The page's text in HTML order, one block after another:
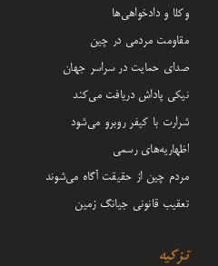
وکلا و دادخواهی‌ها
مقاومت مردمی در چین
صدای حمایت در سراسر جهان
نیکی پاداش دریافت می‌کند
شرارت با کیفر روبرو می‌شود
اظهاریه‌های رسمی
مردم چین از حقیقت آگاه می‌شوند
تعقیب قانونی جیانگ زمین
تزکیه